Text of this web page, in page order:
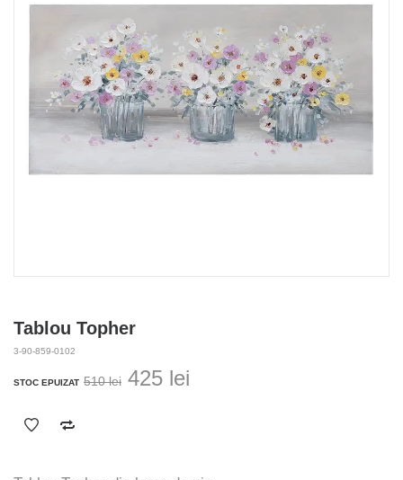
Tablou Topher
3-90-859-0102
STOC EPUIZAT 510lei Prețul
425 lei